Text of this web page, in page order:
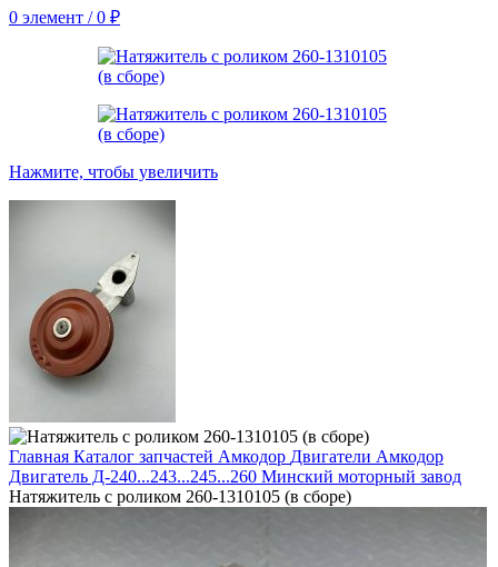
0 элемент / 0 ₽
Нажмите, чтобы увеличить
Главная Каталог запчастей Амкодор Двигатели Амкодор
Двигатель Д-240...243...245...260 Минский моторный завод
Натяжитель с роликом 260-1310105 (в сборе)